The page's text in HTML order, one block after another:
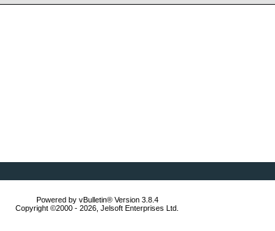
Powered by vBulletin® Version 3.8.4
Copyright ©2000 - 2026, Jelsoft Enterprises Ltd.